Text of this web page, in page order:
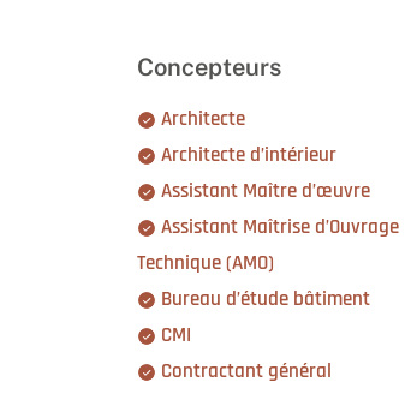
Concepteurs
Architecte
Architecte d’intérieur
Assistant Maître d’œuvre
Technique (AMO)
Bureau d’étude bâtiment
CMI
Contractant général